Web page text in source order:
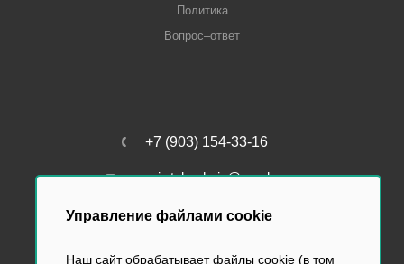
Управление файлами cookie
Наш сайт обрабатывает файлы cookie (в том
Политика
Вопрос–ответ
+7 (903) 154-33-16
perviy.tabachniy@yandex.ru